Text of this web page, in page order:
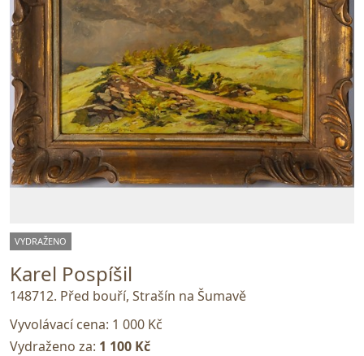
VYDRAŽENO
Karel Pospíšil
148712. Před bouří, Strašín na Šumavě
Vyvolávací cena: 1 000 Kč
Vydraženo za: 1 100 Kč